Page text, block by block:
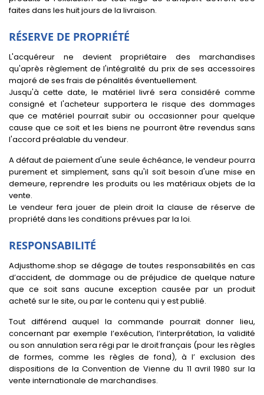
faites dans les huit jours de la livraison.
RÉSERVE DE PROPRIÉTÉ
L'acquéreur ne devient propriétaire des marchandises
qu'après règlement de l'intégralité du prix de ses accessoires
majoré de ses frais de pénalités éventuellement.
Jusqu'à cette date, le matériel livré sera considéré comme
consigné et l'acheteur supportera le risque des dommages
que ce matériel pourrait subir ou occasionner pour quelque
cause que ce soit et les biens ne pourront être revendus sans
l'accord préalable du vendeur.
A défaut de paiement d'une seule échéance, le vendeur pourra
purement et simplement, sans qu'il soit besoin d'une mise en
demeure, reprendre les produits ou les matériaux objets de la
vente.
Le vendeur fera jouer de plein droit la clause de réserve de
propriété dans les conditions prévues par la loi.
RESPONSABILITÉ
Adjusthome.shop se dégage de toutes responsabilités en cas
d’accident, de dommage ou de préjudice de quelque nature
que ce soit sans aucune exception causée par un produit
acheté sur le site, ou par le contenu qui y est publié.
Tout différend auquel la commande pourrait donner lieu,
concernant par exemple l’exécution, l’interprétation, la validité
ou son annulation sera régi par le droit français (pour les règles
de formes, comme les règles de fond), à l’ exclusion des
dispositions de la Convention de Vienne du 11 avril 1980 sur la
vente internationale de marchandises.